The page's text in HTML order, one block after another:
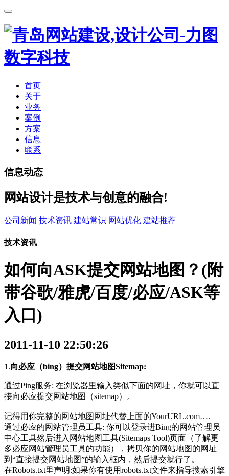
首页
关于
业务
案例
方案
信息
联系
信息动态
网站设计是技术与创意的融合!
公司新闻 技术资讯 建站常识 网站优化 建站推荐
技术资讯
如何向ASK提交网站地图？(附
带谷歌/雅虎/百度/必应/ASK等
入口)
2011-11-10 22:50:26
1.向必应（bing）提交网站地图Sitemap:
通过Ping服务: 在浏览器里输入类似下面的网址，你就可以直
接向必应提交网站地图（sitemap）。
记得用你完整的网站地图网址代替上面的YourURL.com….
通过必应的网站管理员工具: 你可以登录进Bing的网站管理员
中心工具然后进入网站地图工具(Sitemaps Tool)页面（了解更
多必应网站管理员工具的功能），拷贝你的网站地图的网址
到“直接提交网站地图”的输入框内，然后提交就行了。
在Robots.txt里声明:如果你有使用robots.txt文件来指导搜索引擎